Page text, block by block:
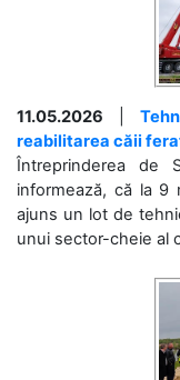
11.05.2026 |
reabilitarea căii
Întreprinderea de
informează, că la 9
ajuns un lot de
unui sector-cheie al